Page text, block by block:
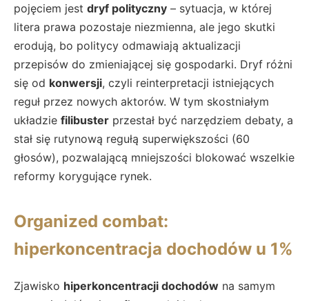
pojęciem jest dryf polityczny – sytuacja, w której
litera prawa pozostaje niezmienna, ale jego skutki
erodują, bo politycy odmawiają aktualizacji
przepisów do zmieniającej się gospodarki. Dryf różni
się od konwersji, czyli reinterpretacji istniejących
reguł przez nowych aktorów. W tym skostniałym
układzie filibuster przestał być narzędziem debaty, a
stał się rutynową regułą superwiększości (60
głosów), pozwalającą mniejszości blokować wszelkie
reformy korygujące rynek.
Organized combat:
hiperkoncentracja dochodów u 1%
Zjawisko hiperkoncentracji dochodów na samym